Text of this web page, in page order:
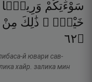
سَوْءَٰتِكُمْ
خَيْرٌۭ ۚ ذَٰلِكَ مِنْ
۝٢٦
й ювари сав-
хайр. залика мин